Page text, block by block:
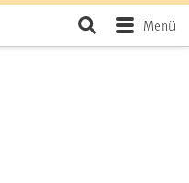
SeiteMenü